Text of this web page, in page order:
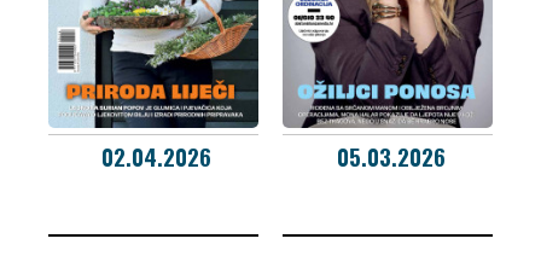
02.04.2026 05.03.2026